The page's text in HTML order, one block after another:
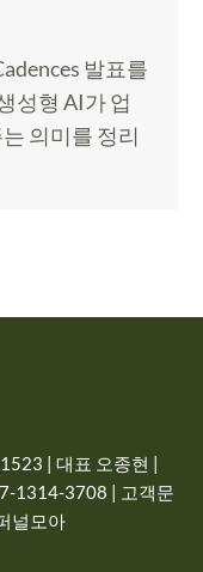
발표를
성형 AI가 업
의미를 정리
| 대표 오종현 |
1314-3708 | 고객문
널모아